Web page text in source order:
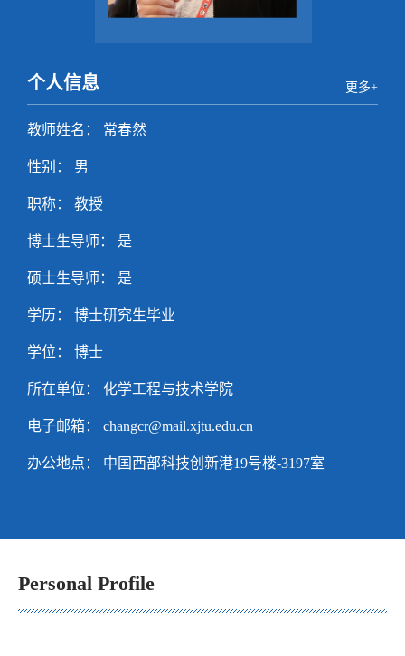
个人信息 更多+
教师姓名： 常春然
性别： 男
职称： 教授
博士生导师： 是
硕士生导师： 是
学历： 博士研究生毕业
学位： 博士
所在单位： 化学工程与技术学院
电子邮箱： changcr@mail.xjtu.edu.cn
办公地点： 中国西部科技创新港19号楼-3197室
Personal Profile